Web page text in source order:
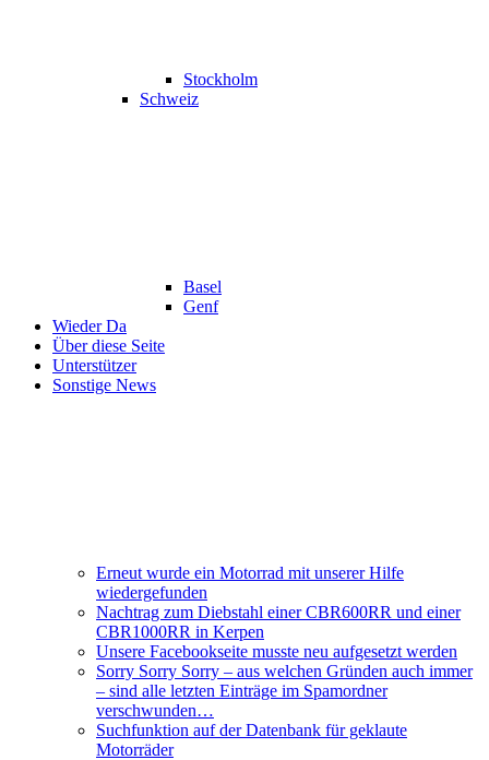
Stockholm
Schweiz
Basel
Genf
Wieder Da
Über diese Seite
Unterstützer
Sonstige News
Erneut wurde ein Motorrad mit unserer Hilfe
wiedergefunden
Nachtrag zum Diebstahl einer CBR600RR und einer
CBR1000RR in Kerpen
Unsere Facebookseite musste neu aufgesetzt werden
Sorry Sorry Sorry – aus welchen Gründen auch immer
– sind alle letzten Einträge im Spamordner
verschwunden…
Suchfunktion auf der Datenbank für geklaute
Motorräder